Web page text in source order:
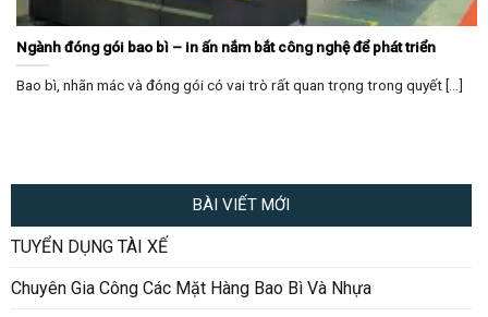
Ngành đóng gói bao bì – in ấn nắm bắt công nghệ để phát triển
Bao bì, nhãn mác và đóng gói có vai trò rất quan trọng trong quyết [...]
BÀI VIẾT MỚI
TUYỂN DỤNG TÀI XẾ
Chuyên Gia Công Các Mặt Hàng Bao Bì Và Nhựa